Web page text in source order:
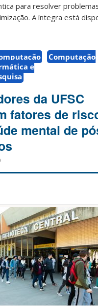
para resolver
A íntegra está
Computação
e
da UFSC
fatores de
mental de